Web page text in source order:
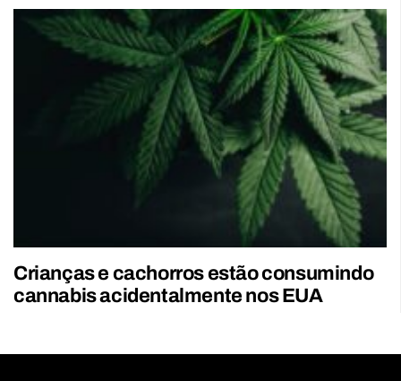
Crianças e cachorros estão consumindo
cannabis acidentalmente nos EUA